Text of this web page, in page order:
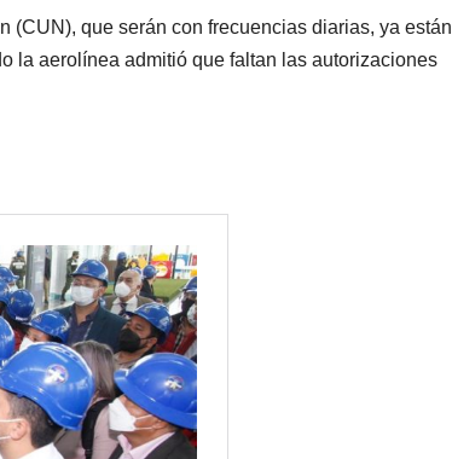
(CUN), que serán con frecuencias diarias, ya están
la aerolínea admitió que faltan las autorizaciones